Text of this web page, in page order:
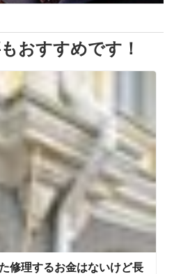
おすすめです！
修理するお金はないけど長